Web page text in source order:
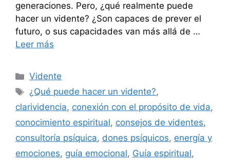
generaciones. Pero, ¿qué realmente puede
hacer un vidente? ¿Son capaces de prever el
futuro, o sus capacidades van más allá de …
Leer más
Categorías
Vidente
Etiquetas
¿Qué puede hacer un vidente?,
clarividencia, conexión con el propósito de vida,
conocimiento espiritual, consejos de videntes,
consultoría psíquica, dones psíquicos, energía y
emociones, guía emocional, Guía espiritual,